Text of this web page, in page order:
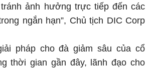
ảnh hưởng trực tiếp đến các
ngắn hạn”, Chủ tịch DIC Corp
pháp cho đà giảm sâu của cổ
thời gian gần đây, lãnh đạo cho